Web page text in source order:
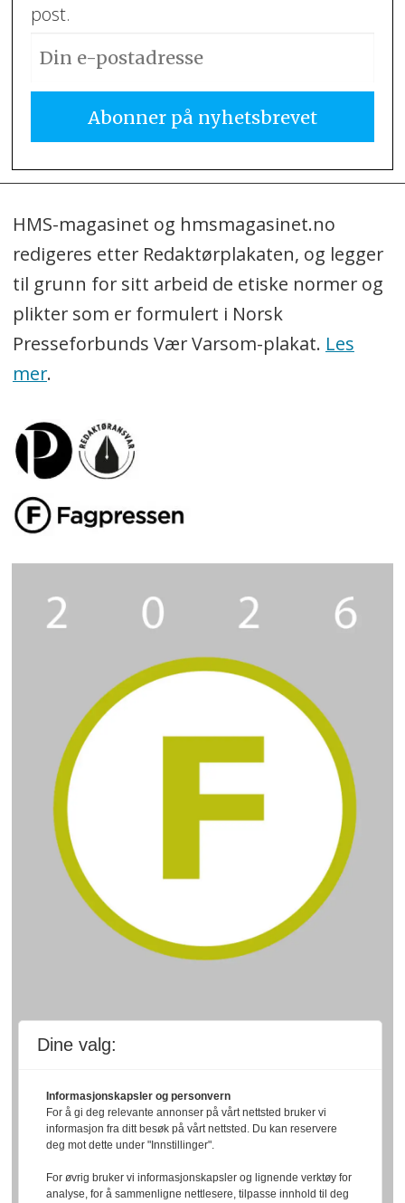
post.
HMS-magasinet og hmsmagasinet.no
redigeres etter Redaktørplakaten, og legger
til grunn for sitt arbeid de etiske normer og
plikter som er formulert i Norsk
Presseforbunds Vær Varsom-plakat. Les
mer.
Dine valg:
Informasjonskapsler og personvern
For å gi deg relevante annonser på vårt nettsted bruker vi
informasjon fra ditt besøk på vårt nettsted. Du kan reservere
deg mot dette under "Innstillinger".
For øvrig bruker vi informasjonskapsler og lignende verktøy for
analyse, for å sammenligne nettlesere, tilpasse innhold til deg